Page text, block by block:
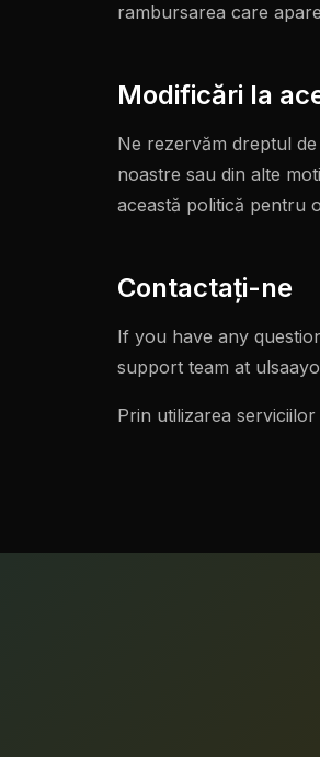
rambursarea care
Modificări la
Ne rezervăm dreptul
noastre sau din alte
această politică pentru
Contactaţi-ne
If you have any
support team at
Prin utilizarea